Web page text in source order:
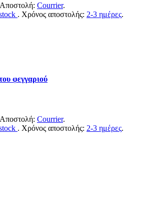
Αποστολή: Courrier.
. Χρόνος αποστολής: 2-3 ημέρες.
φεγγαριού
Αποστολή: Courrier.
. Χρόνος αποστολής: 2-3 ημέρες.